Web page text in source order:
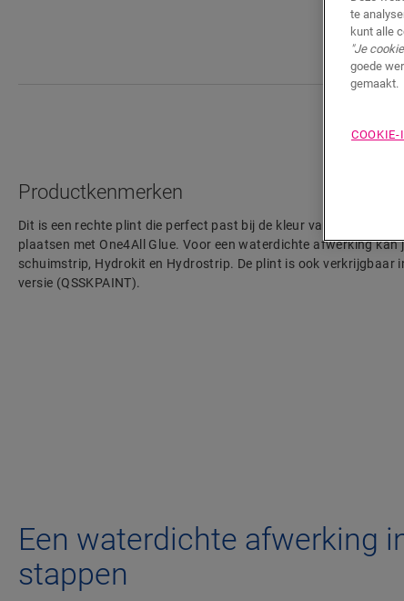
Productkenmerken
Dit is een rechte plint die perfect past bij de kleur van jouw vloer.
plaatsen met One4All Glue. Voor een waterdichte afwerking kan
schuimstrip, Hydrokit en Hydrostrip. De plint is ook verkrijgbaar
versie (QSSKPAINT).
Een waterdichte afwerking
stappen
te
kunt alle
"Je
goede
gemaakt.